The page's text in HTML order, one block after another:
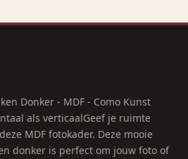
Donker - MDF - Como Kunst
als verticaalGeef je ruimte
MDF fotokader. Deze mooie
donker is perfect om jouw foto of